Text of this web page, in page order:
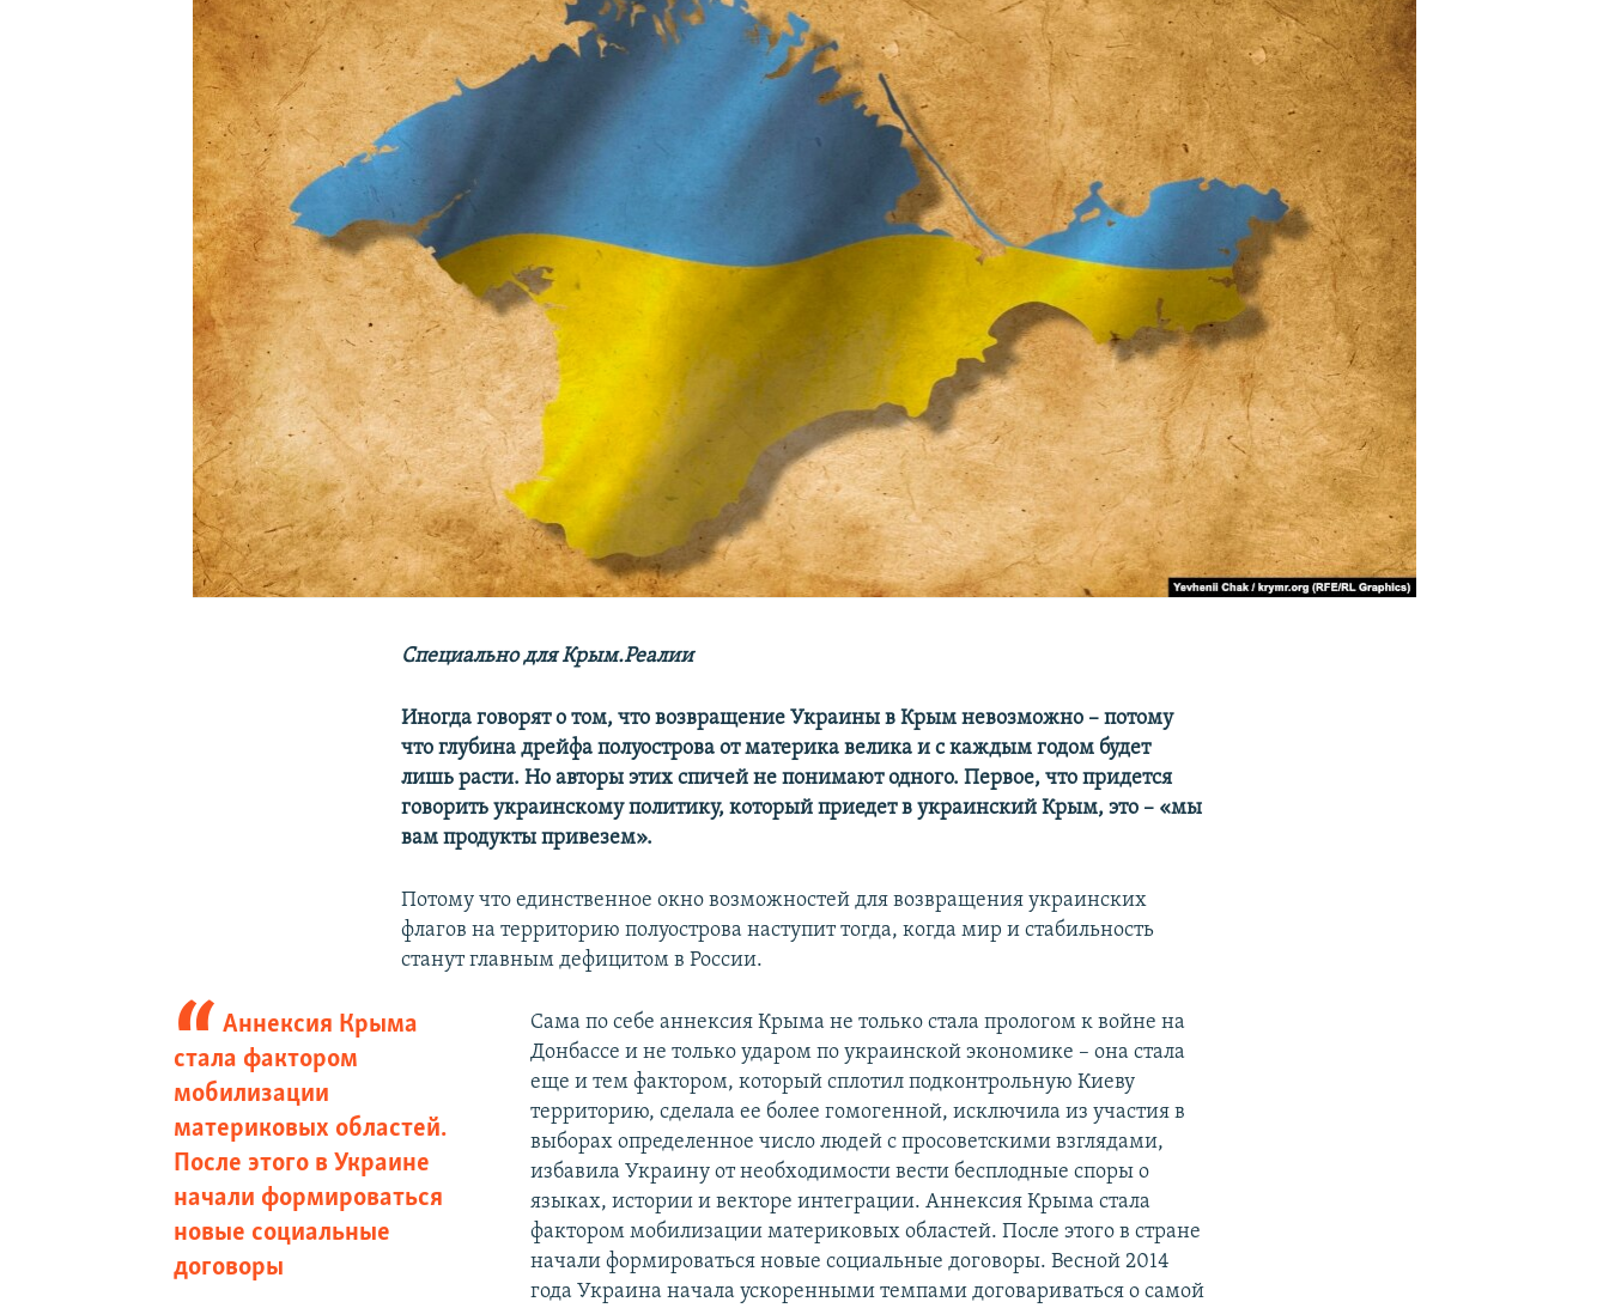
КРЫМ.НЕПОКОРЕННЫЙ
УКРАИНСКАЯ ПРОБЛЕМА КРЫМА
Специально для Крым.Реалии
Иногда говорят о том, что возвращение Украины в Крым невозможно – потому
что глубина дрейфа полуострова от материка велика и с каждым годом будет
лишь расти. Но авторы этих спичей не понимают одного. Первое, что придется
говорить украинскому политику, который приедет в украинский Крым, это – «мы
вам продукты привезем».
Потому что единственное окно возможностей для возвращения украинских
флагов на территорию полуострова наступит тогда, когда мир и стабильность
станут главным дефицитом в России.
Аннексия Крыма
стала фактором
мобилизации
материковых областей.
После этого в Украине
начали формироваться
новые социальные
договоры
Сама по себе аннексия Крыма не только стала прологом к войне на
Донбассе и не только ударом по украинской экономике – она стала
еще и тем фактором, который сплотил подконтрольную Киеву
территорию, сделала ее более гомогенной, исключила из участия в
выборах определенное число людей с просоветскими взглядами,
избавила Украину от необходимости вести бесплодные споры о
языках, истории и векторе интеграции. Аннексия Крыма стала
фактором мобилизации материковых областей. После этого в стране
начали формироваться новые социальные договоры. Весной 2014
года Украина начала ускоренными темпами договариваться о самой